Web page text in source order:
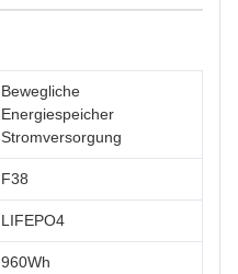
Bewegliche
Energiespeicher
Stromversorgung
F38
LIFEPO4
960Wh